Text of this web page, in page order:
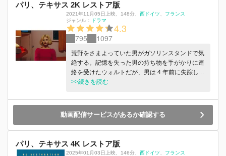
パリ、テキサス 2K レストア版
2021年11月05日上映 148分 西ドイツ
フランス
ジャンル：
ドラマ
4.3
795 1097
荒野をさまよっていた男がガソリンスタンドで気
絶する。記憶を失った男の持ち物を手がかりに連
絡を受けたウォルトだが、男は 4 年前に失踪した
兄トラヴィスだった。彼はテキサス州パリの荒野
た。少しずつ記憶を取り戻したトラヴィスは、息
子とともに妻を捜す旅に出るが……。雄大な風景
とライ・クーダーによるスライドギターの音色が
哀愁を誘う。
>>続きを読む
動画配信サービスがあるか確認する
パリ、テキサス 4K レストア版
2025年01月03日上映 146分 西ドイツ
フランス